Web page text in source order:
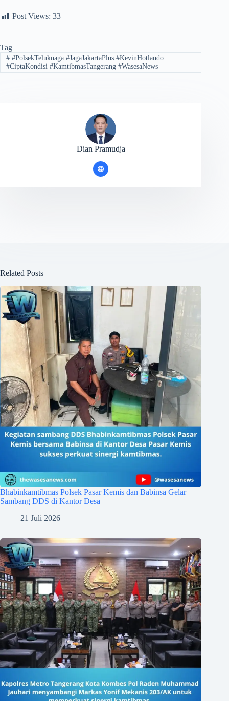
Post Views: 33
Tag
##PolsekTeluknaga #JagaJakartaPlus #KevinHotlando
#CiptaKondisi #KamtibmasTangerang #WasesaNews
Dian Pramudja
Related Posts
Bhabinkamtibmas Polsek Pasar Kemis dan Babinsa Gelar
Sambang DDS di Kantor Desa
21 Juli 2026